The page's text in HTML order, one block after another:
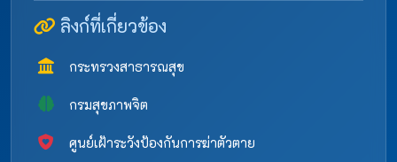
ลิงก์ที่เกี่ยวข้อง
กระทรวงสาธารณสุข
กรมสุขภาพจิต
ศูนย์เฝ้าระวังป้องกันการฆ่าตัวตาย